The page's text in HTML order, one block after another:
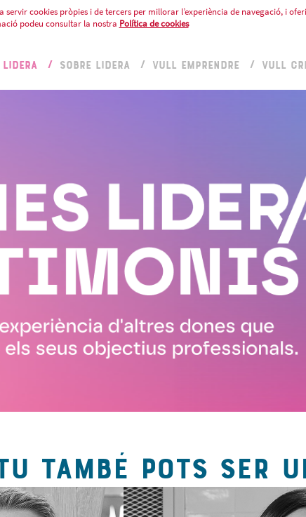
servir cookies pròpies i de tercers per millorar l’experiència de navegació, i
podeu consultar la nostra Política de cookies
LIDERA SOBRE LIDERA VULL EMPRENDRE VULL
TAMBÉ POTS SER